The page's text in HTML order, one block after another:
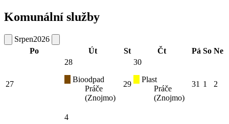
Komunální služby
Srpen2026
Po
Út St Čt Pá So Ne
27
28
Bioodpad
Práče
(Znojmo)
29
30
Plast
Práče
(Znojmo)
31 1 2
4